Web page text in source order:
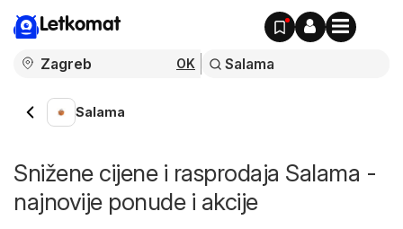
Letkomat
OK
Salama
Snižene cijene i rasprodaja Salama -
najnovije ponude i akcije